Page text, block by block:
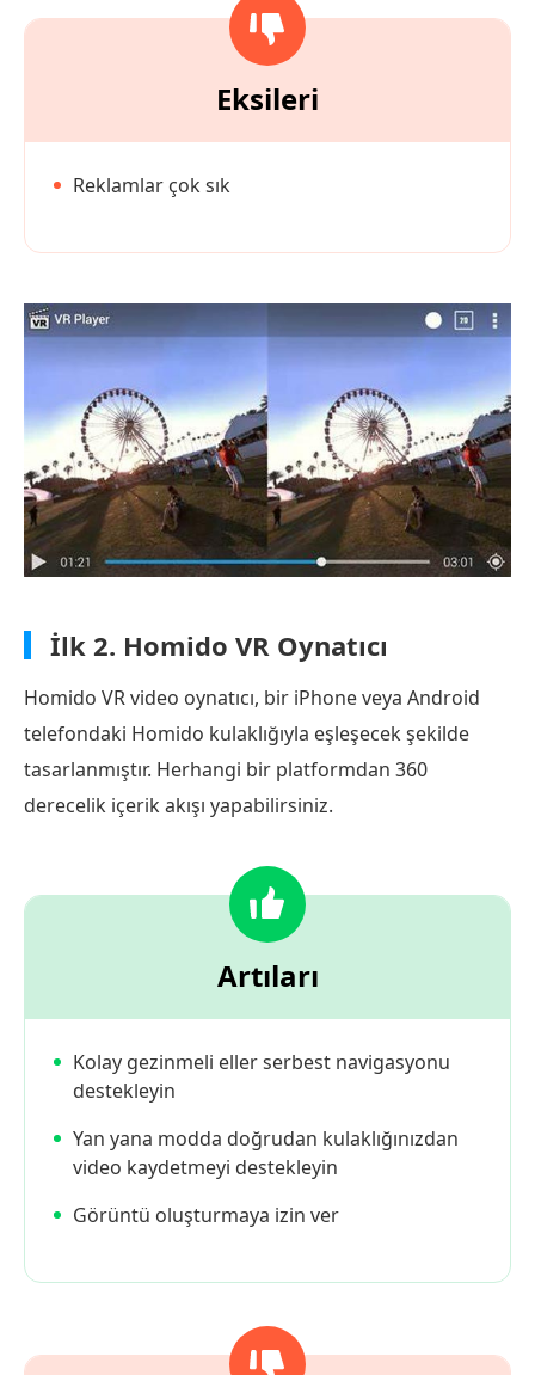
Eksileri
Reklamlar çok sık
İlk 2. Homido VR Oynatıcı
Homido VR video oynatıcı, bir iPhone veya Android
telefondaki Homido kulaklığıyla eşleşecek şekilde
tasarlanmıştır. Herhangi bir platformdan 360
derecelik içerik akışı yapabilirsiniz.
Artıları
Kolay gezinmeli eller serbest navigasyonu
destekleyin
Yan yana modda doğrudan kulaklığınızdan
video kaydetmeyi destekleyin
Görüntü oluşturmaya izin ver